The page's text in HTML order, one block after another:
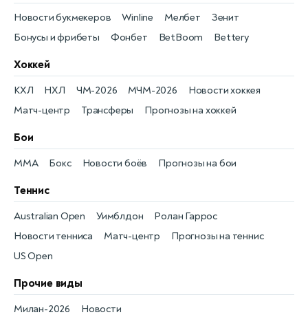
Бонусы и фрибеты
Новости букмекеров
Фонбет
Winline
BetBoom
Мелбет
Bettery
Зенит
Хоккей
Новости хоккея
КХЛ
Матч-центр
НХЛ
Трансферы
ЧМ-2026
Прогнозы на хоккей
МЧМ-2026
Бои
Новости боёв
MMA Прогнозы на бои
Бокс
Теннис
Новости тенниса
Australian Open
Матч-центр
Уимблдон
Прогнозы на теннис
Ролан Гаррос
US Open
Прочие виды
Новости
Милан-2026